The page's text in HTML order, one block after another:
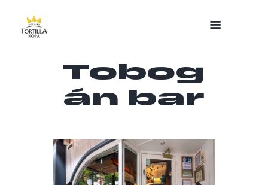
Tobog
án bar